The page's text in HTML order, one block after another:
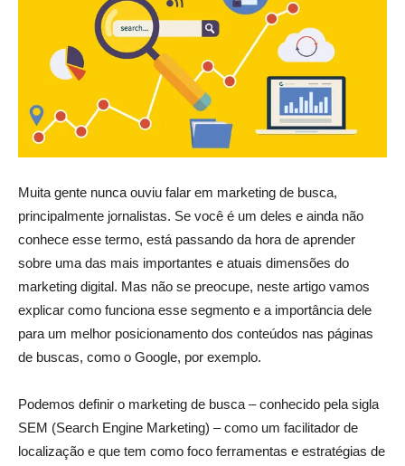
Muita gente nunca ouviu falar em marketing de busca,
principalmente jornalistas. Se você é um deles e ainda não
conhece esse termo, está passando da hora de aprender
sobre uma das mais importantes e atuais dimensões do
marketing digital. Mas não se preocupe, neste artigo vamos
explicar como funciona esse segmento e a importância dele
para um melhor posicionamento dos conteúdos nas páginas
de buscas, como o Google, por exemplo.
Podemos definir o marketing de busca – conhecido pela sigla
SEM (Search Engine Marketing) – como um facilitador de
localização e que tem como foco ferramentas e estratégias de